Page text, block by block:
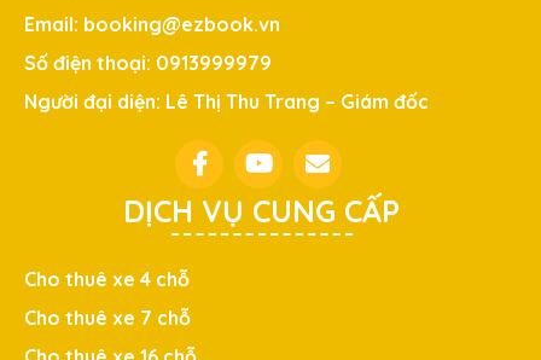
Email: booking@ezbook.vn
Số điện thoại: 0913999979
Người đại diện: Lê Thị Thu Trang – Giám đốc
DỊCH VỤ CUNG CẤP
Cho thuê xe 4 chỗ
Cho thuê xe 7 chỗ